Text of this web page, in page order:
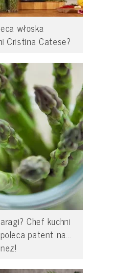
włoska
Cristina Catese?
Chef kuchni
patent na...